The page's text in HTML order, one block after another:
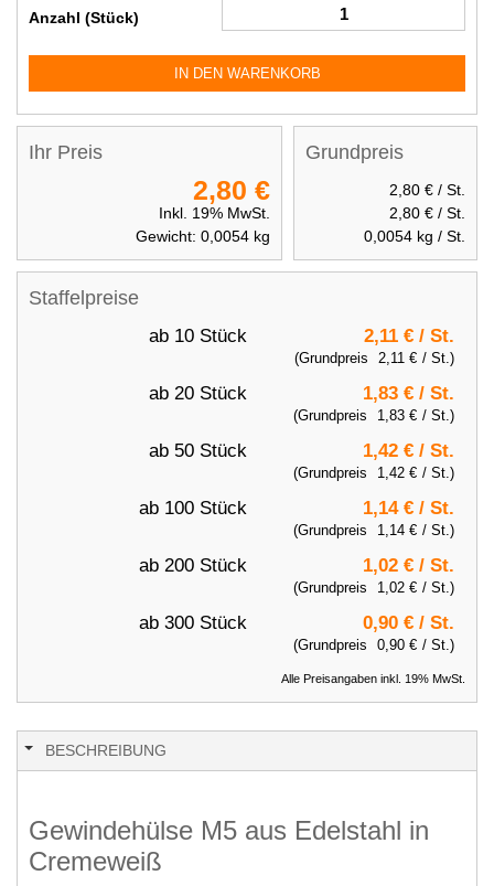
Anzahl (Stück)
IN DEN WARENKORB
Staffelpreise
ab 10 Stück 2,11 € / St.
(Grundpreis 2,11 € / St.)
ab 20 Stück 1,83 € / St.
(Grundpreis 1,83 € / St.)
ab 50 Stück 1,42 € / St.
(Grundpreis 1,42 € / St.)
ab 100 Stück 1,14 € / St.
(Grundpreis 1,14 € / St.)
ab 200 Stück 1,02 € / St.
(Grundpreis 1,02 € / St.)
ab 300 Stück 0,90 € / St.
(Grundpreis 0,90 € / St.)
Alle Preisangaben inkl. 19% MwSt.
Grundpreis
2,80 €/ St.
2,80 €/ St.
0,0054 kg / St.
Ihr Preis
2,80 €
Inkl. 19% MwSt.
Gewicht: 0,0054kg
BESCHREIBUNG
Gewindehülse M5 aus Edelstahl in
Cremeweiß